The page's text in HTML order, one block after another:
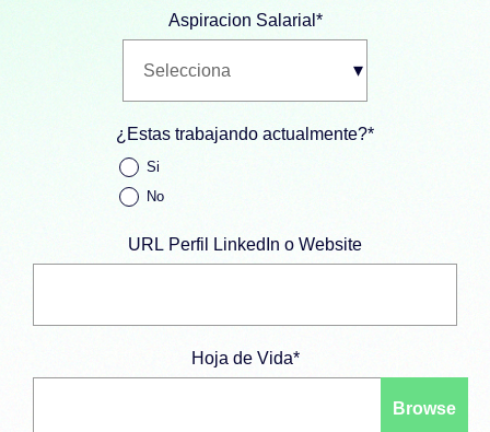
Aspiracion Salarial *
¿Estas trabajando actualmente?*
Si
No
URL Perfil LinkedIn o Website
Hoja de Vida*